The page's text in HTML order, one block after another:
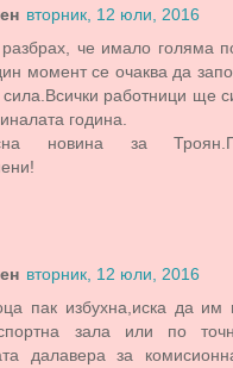
вторник, 12 юли, 2016
че имало голяма
момент се очаква да
работници ще
година.
новина за
вторник, 12 юли, 2016
пак избухна,иска да им
зала или по
далавера за